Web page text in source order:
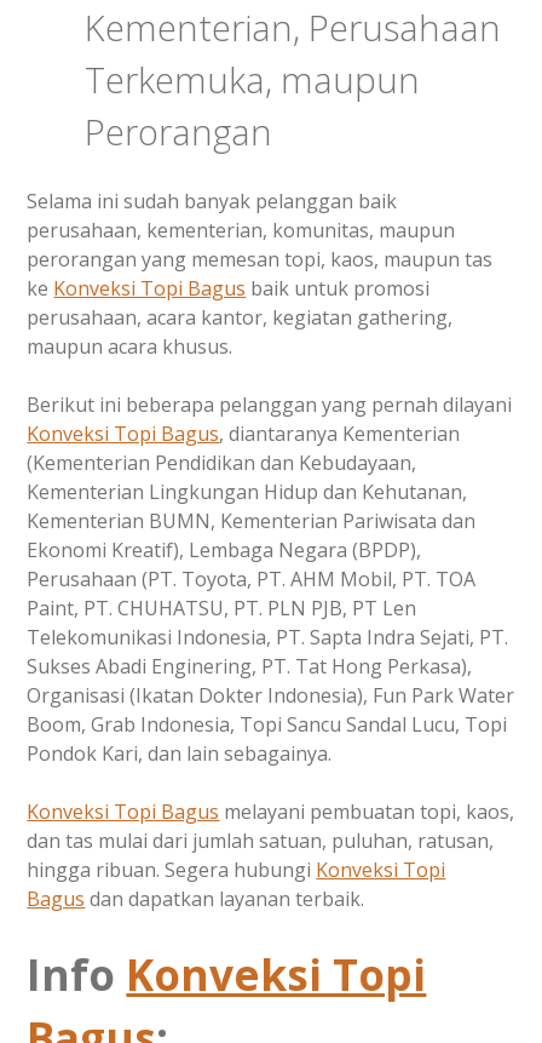
Kementerian, Perusahaan
Terkemuka, maupun
Perorangan
Selama ini sudah banyak pelanggan baik
perusahaan, kementerian, komunitas, maupun
perorangan yang memesan topi, kaos, maupun tas
ke Konveksi Topi Bagus baik untuk promosi
perusahaan, acara kantor, kegiatan gathering,
maupun acara khusus.
Berikut ini beberapa pelanggan yang pernah dilayani
Konveksi Topi Bagus, diantaranya Kementerian
(Kementerian Pendidikan dan Kebudayaan,
Kementerian Lingkungan Hidup dan Kehutanan,
Kementerian BUMN, Kementerian Pariwisata dan
Ekonomi Kreatif), Lembaga Negara (BPDP),
Perusahaan (PT. Toyota, PT. AHM Mobil, PT. TOA
Paint, PT. CHUHATSU, PT. PLN PJB, PT Len
Telekomunikasi Indonesia, PT. Sapta Indra Sejati, PT.
Sukses Abadi Enginering, PT. Tat Hong Perkasa),
Organisasi (Ikatan Dokter Indonesia), Fun Park Water
Boom, Grab Indonesia, Topi Sancu Sandal Lucu, Topi
Pondok Kari, dan lain sebagainya.
Konveksi Topi Bagus melayani pembuatan topi, kaos,
dan tas mulai dari jumlah satuan, puluhan, ratusan,
hingga ribuan. Segera hubungi Konveksi Topi
Bagus dan dapatkan layanan terbaik.
Info Konveksi Topi